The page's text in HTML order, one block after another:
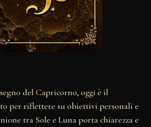
del Capricorno, oggi è il
per riflettere su obiettivi personali e
tra Sole e Luna porta chiarezza e